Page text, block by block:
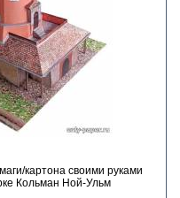
картона своими руками
Кольман Ной-Ульм